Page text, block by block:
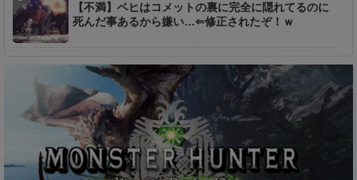
【不満】ベヒはコメットの裏に完全に隠れてるのに
死んだ事あるから嫌い…⇐修正されたぞ！ｗ